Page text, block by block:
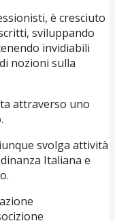
è cresciuto
sviluppando
invidiabili
nozioni sulla
attraverso uno
svolga attività
Italiana e